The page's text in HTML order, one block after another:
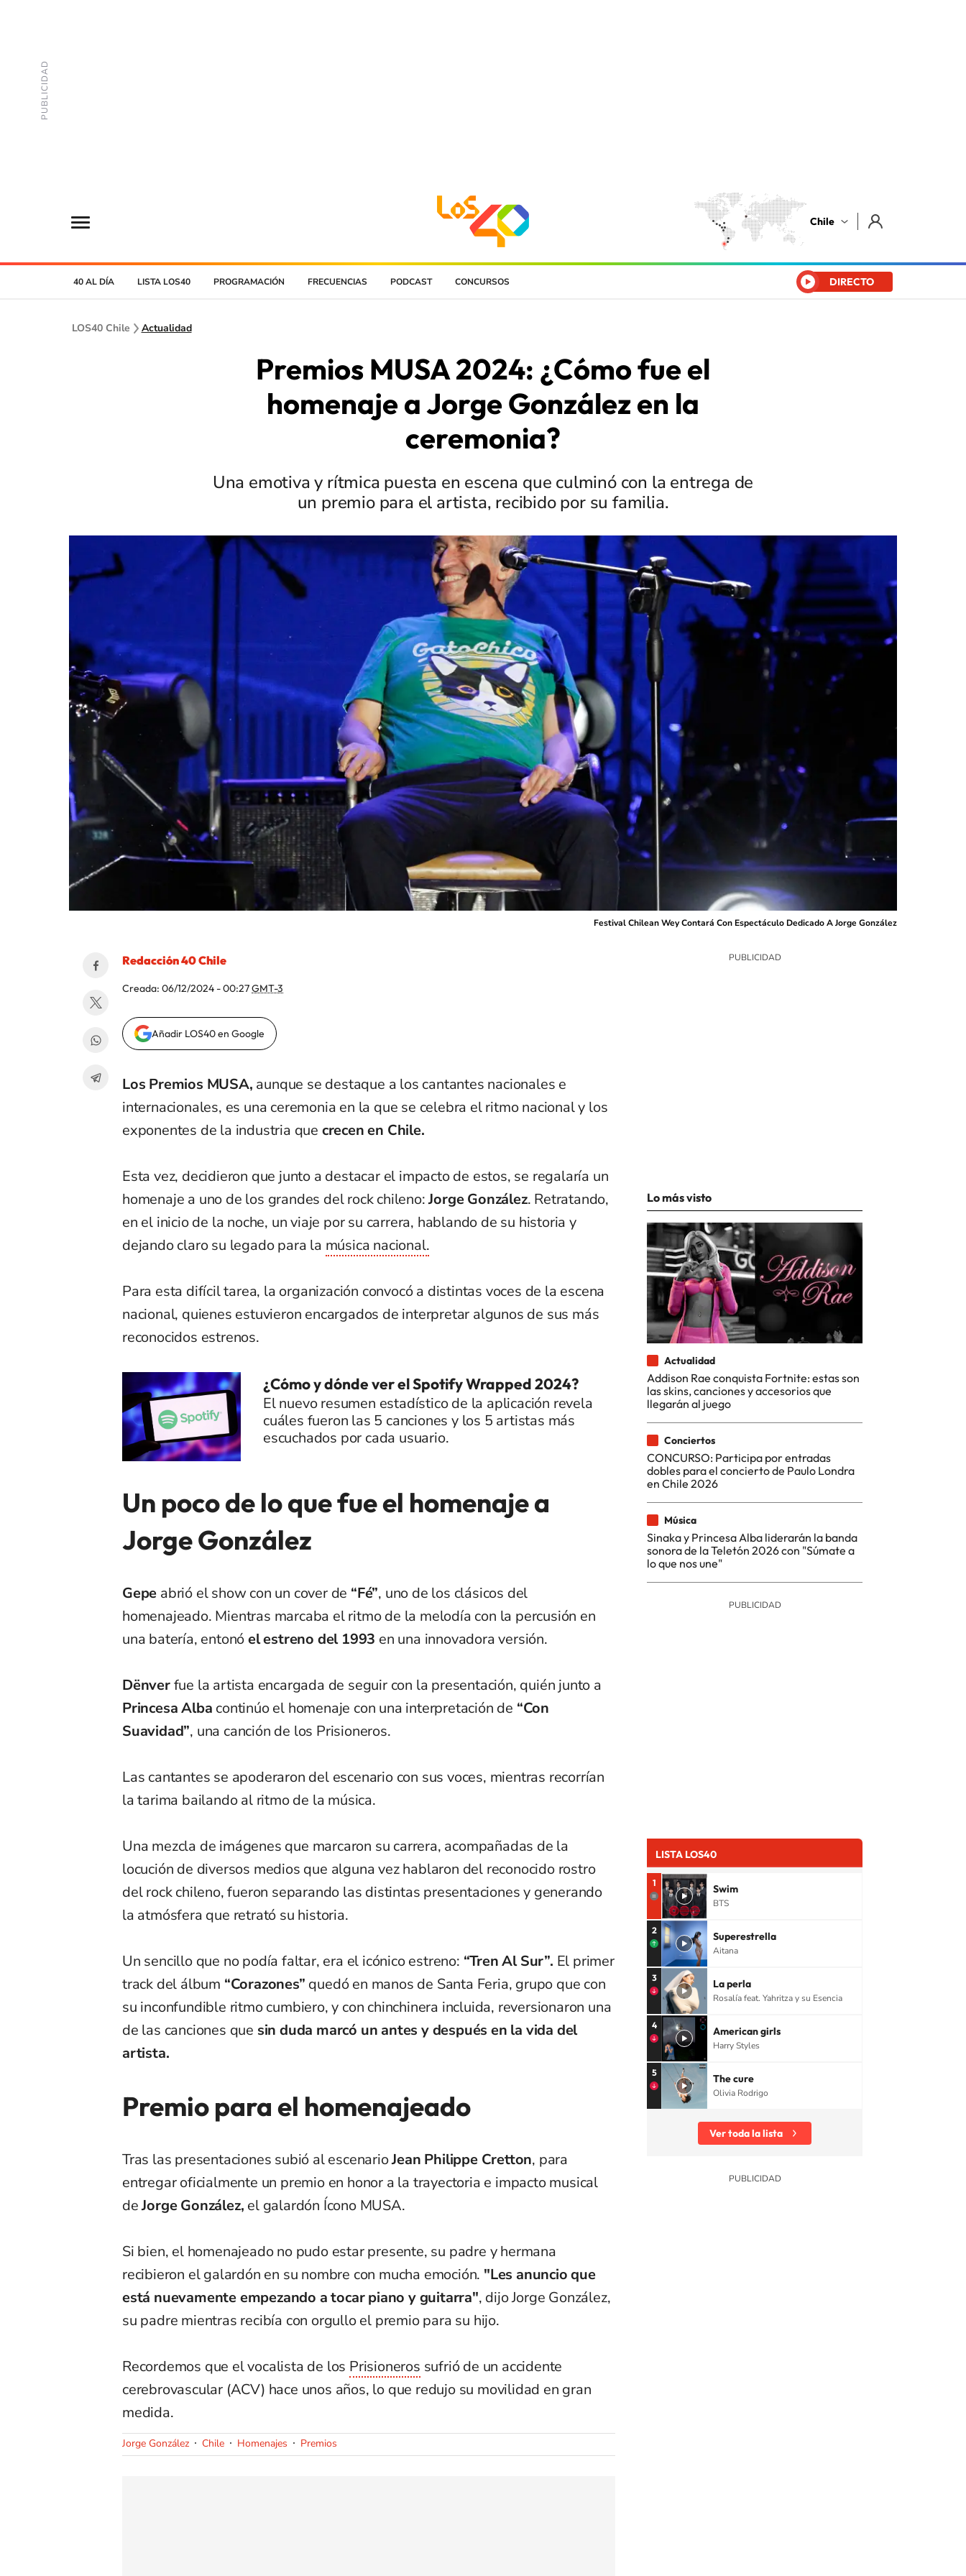
Chile
40 AL DÍA LISTA LOS40 PROGRAMACIÓN FRECUENCIAS PODCAST CONCURSOS DIRECTO
LOS40 Chile Actualidad
Premios MUSA 2024: ¿Cómo fue el
homenaje a Jorge González en la
ceremonia?
Una emotiva y rítmica puesta en escena que culminó con la entrega de
un premio para el artista, recibido por su familia.
Festival Chilean Wey Contará Con Espectáculo Dedicado A Jorge González
Redacción 40 Chile
Creada: 06/12/2024 - 00:27GMT-3
Añadir LOS40 en Google
Los Premios MUSA, aunque se destaque a los cantantes nacionales e
internacionales, es una ceremonia en la que se celebra el ritmo nacional y los
exponentes de la industria que crecen en Chile.
Esta vez, decidieron que junto a destacar el impacto de estos, se regalaría un
homenaje a uno de los grandes del rock chileno:Jorge González. Retratando,
en el inicio de la noche, un viaje por su carrera, hablando de su historia y
dejando claro su legado para la música nacional.
Para esta difícil tarea, la organización convocó a distintas voces de la escena
nacional, quienes estuvieron encargados de interpretar algunos de sus más
reconocidos estrenos.
¿Cómo y dónde ver el Spotify Wrapped 2024?
El nuevo resumen estadístico de la aplicación revela
cuáles fueron las 5 canciones y los 5 artistas más
escuchados por cada usuario.
Un poco de lo que fue el homenaje a
Jorge González
Gepe abrió el show con un cover de “Fé”, uno de los clásicos del
homenajeado. Mientras marcaba el ritmo de la melodía con la percusión en
una batería, entonóel estreno del 1993 en una innovadora versión.
Dënverfue la artista encargada de seguir con la presentación, quién junto a
Princesa Alba continúo el homenaje con una interpretación de “Con
Suavidad”, una canción de los Prisioneros.
Las cantantes se apoderaron del escenario con sus voces, mientras recorrían
la tarima bailando al ritmo de la música.
Una mezcla de imágenes que marcaron su carrera, acompañadas de la
locución de diversos medios que alguna vez hablaron del reconocido rostro
del rock chileno, fueron separando las distintas presentaciones y generando
la atmósfera que retrató su historia.
Un sencillo que no podía faltar, era el icónico estreno: “Tren Al Sur”. El primer
track del álbum “Corazones” quedó en manos de Santa Feria, grupo que con
su inconfundible ritmo cumbiero, y con chinchinera incluida, reversionaron una
de las canciones que sin duda marcó un antes y después en la vida del
artista.
Premio para el homenajeado
Tras las presentaciones subió al escenarioJean Philippe Cretton, para
entregar oficialmente un premio en honor a la trayectoria e impacto musical
deJorge González, el galardón Ícono MUSA.
Si bien, el homenajeado no pudo estar presente, su padre y hermana
recibieron el galardón en su nombre con mucha emoción. "Les anuncio que
está nuevamente empezando a tocar piano y guitarra", dijo Jorge González,
su padre mientras recibía con orgullo el premio para su hijo.
Recordemos que el vocalista de los Prisioneros sufrió de un accidente
cerebrovascular (ACV) hace unos años, lo que redujo su movilidad en gran
medida.
Jorge González Chile Homenajes Premios
Lo más visto
Actualidad
Addison Rae conquista Fortnite: estas son
las skins, canciones y accesorios que
llegarán al juego
Conciertos
CONCURSO: Participa por entradas
dobles para el concierto de Paulo Londra
en Chile 2026
Música
Sinaka y Princesa Alba liderarán la banda
sonora de la Teletón 2026 con "Súmate a
lo que nos une"
LISTA LOS40
1 Swim
BTS
2 Superestrella
Aitana
3 La perla
Rosalía feat. Yahritza y su Esencia
4 American girls
Harry Styles
5 The cure
Olivia Rodrigo
Ver toda la lista